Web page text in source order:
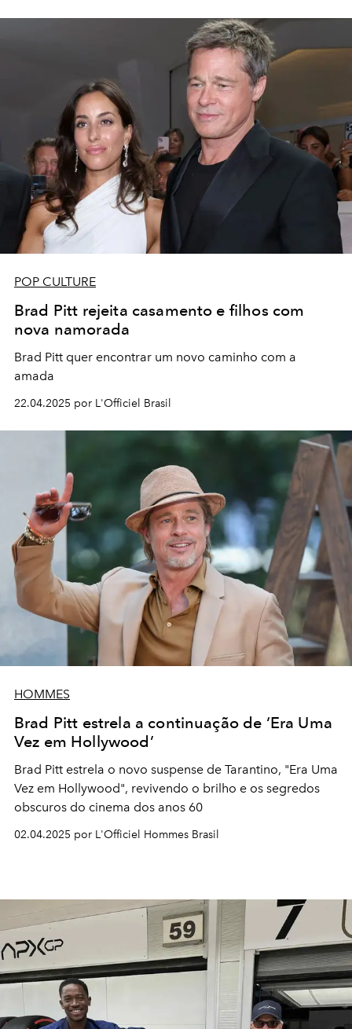
POP CULTURE
Brad Pitt rejeita casamento e filhos com
nova namorada
Brad Pitt quer encontrar um novo caminho com a
amada
22.04.2025 por L'Officiel Brasil
HOMMES
Brad Pitt estrela a continuação de ‘Era Uma
Vez em Hollywood’
Brad Pitt estrela o novo suspense de Tarantino, "Era Uma
Vez em Hollywood", revivendo o brilho e os segredos
obscuros do cinema dos anos 60
02.04.2025 por L'Officiel Hommes Brasil